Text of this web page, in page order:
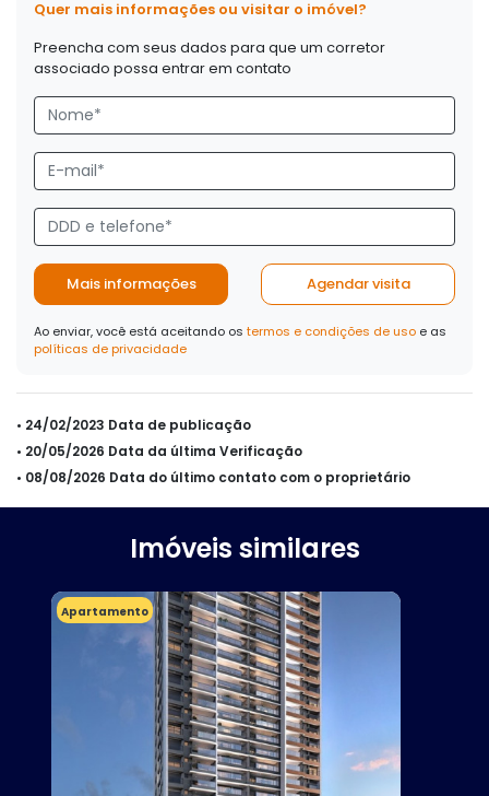
Quer mais informações ou visitar o imóvel?
Preencha com seus dados para que um corretor
associado possa entrar em contato
Mais informações Agendar visita
Ao enviar, você está aceitando os termos e condições de uso e as
políticas de privacidade
• 24/02/2023 Data de publicação
• 20/05/2026 Data da última Verificação
• 08/08/2026 Data do último contato com o proprietário
Imóveis similares
Apartamento